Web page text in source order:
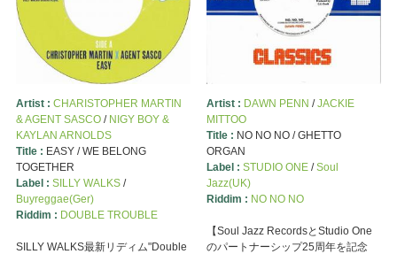
Artist : CHARISTOPHER MARTIN
& AGENT SASCO/ NIGY BOY &
KAYLAN ARNOLDS
Title : EASY / WE BELONG
TOGETHER
Label : SILLY WALKS/
Buyreggae(Ger)
Riddim : DOUBLE TROUBLE
SILLY WALKS最新リディム"Double
Artist : DAWN PENN /JACKIE
MITTOO
Title : NO NO NO / GHETTO
ORGAN
Label : STUDIO ONE/Soul
Jazz(UK)
Riddim : NO NO NO
【Soul Jazz RecordsとStudio One
のパートナーシップ25周年を記念